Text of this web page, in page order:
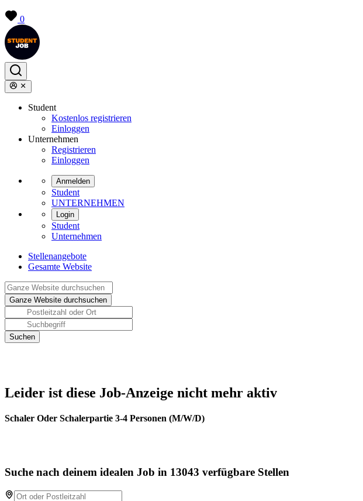
0
Student
Kostenlos registrieren
Einloggen
Unternehmen
Registrieren
Einloggen
Anmelden
Student
UNTERNEHMEN
Login
Student
Unternehmen
Stellenangebote
Gesamte Website
Leider ist diese Job-Anzeige nicht mehr aktiv
Schaler Oder Schalerpartie 3-4 Personen (M/W/D)
Suche nach deinem idealen Job in 13043 verfügbare Stellen